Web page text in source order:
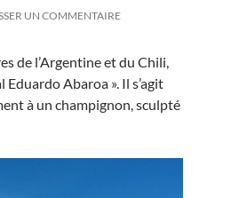
UN COMMENTAIRE
de l’Argentine et du Chili,
Eduardo Abaroa ». Il s’agit
à un champignon, sculpté